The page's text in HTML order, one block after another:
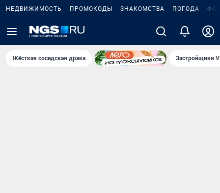
НЕДВИЖИМОСТЬ ПРОМОКОДЫ ЗНАКОМСТВА ПОГОДА
Жёсткая соседская драка Застройщики